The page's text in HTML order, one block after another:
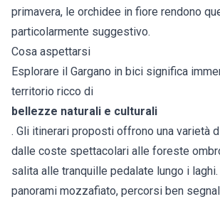
primavera, le orchidee in fiore rendono
particolarmente suggestivo.
Cosa aspettarsi
Esplorare il Gargano in bici significa
territorio ricco di
bellezze naturali e culturali
. Gli itinerari proposti offrono una varietà
dalle coste spettacolari alle foreste
salita alle tranquille pedalate lungo i
panorami mozzafiato, percorsi ben